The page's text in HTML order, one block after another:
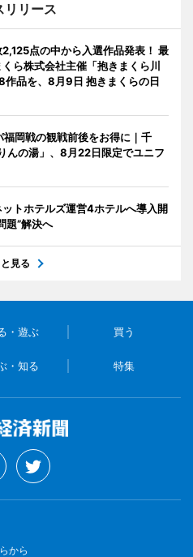
リリース
2,125点の中から入選作品発表！ 最
ら株式会社主催「抱きまくら川
品を、8月9日 抱きまくらの日
岡戦の観戦前後をお得に｜千
んの湯」、8月22日限定でユニフ
トホテルズ運営4ホテルへ導入開
題”解決へ
見る
・遊ぶ 買う
・知る 特集
から